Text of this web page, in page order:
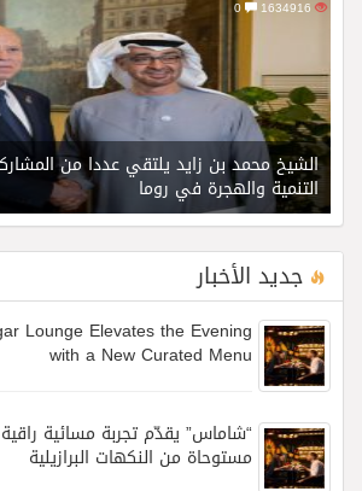
الشيخ محمد بن زايد يلتقي عددا من
التنمية والهجرة في روما
جديد الأخبار
Lounge Elevates the Evening
with a New Curated Menu
“شاماس” يقدّم تجربة مسائية
مستوحاة من النكهات البرازيلية